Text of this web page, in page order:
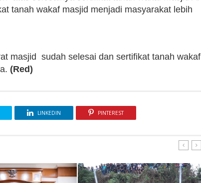
tanah wakaf masjid menjadi masyarakat lebih
masjid sudah selesai dan sertifikat tanah wakaf
(Red)
LINKEDIN PINTEREST